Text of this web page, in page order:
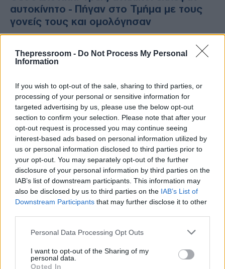
Thepressroom - Do Not Process My Personal
Information
If you wish to opt-out of the sale, sharing to third parties, or
processing of your personal or sensitive information for
targeted advertising by us, please use the below opt-out
section to confirm your selection. Please note that after your
opt-out request is processed you may continue seeing
interest-based ads based on personal information utilized by
us or personal information disclosed to third parties prior to
your opt-out. You may separately opt-out of the further
disclosure of your personal information by third parties on the
IAB’s list of downstream participants. This information may
also be disclosed by us to third parties on the IAB’s List of
Downstream Participants that may further disclose it to other
Please note that this website/app uses one or more Google
not limited to your visit or usage behaviour. You may click to
grant or deny consent to Google and its third-party tags to
Personal Data Processing Opt Outs
I want to opt-out of the Sharing of my
personal data.
Opted In
αυτοκίνητο - Πήγαν στο Τμήμα με τους
γονείς τους και ομολόγησαν
τρεις ανήλικοι ενώπιον των Αρχών στη
Θεσσαλονίκη, μετά από την παρότρυνση
Κινέζα κατηγορείται μετά την κλοπή